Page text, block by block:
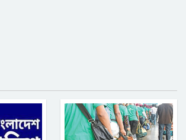
রাজশাহীতে বিএসটিআই’র অভিযানে
অলিম্পিয়া সুইটসকে জরিমানা